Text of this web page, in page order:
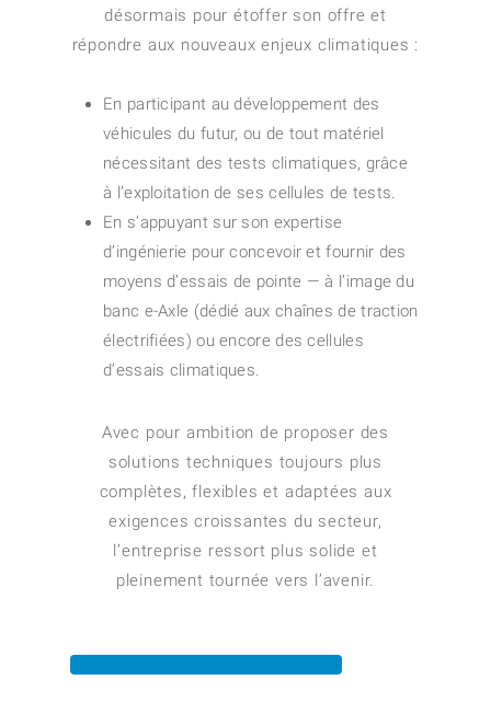
désormais pour étoffer son offre et
répondre aux nouveaux enjeux climatiques :
En participant au développement des
véhicules du futur, ou de tout matériel
nécessitant des tests climatiques, grâce
à l’exploitation de ses cellules de tests.
En s’appuyant sur son expertise
d’ingénierie pour concevoir et fournir des
moyens d’essais de pointe — à l’image du
banc e-Axle (dédié aux chaînes de traction
électrifiées) ou encore des cellules
d’essais climatiques.
Avec pour ambition de proposer des
solutions techniques toujours plus
complètes, flexibles et adaptées aux
exigences croissantes du secteur,
l’entreprise ressort plus solide et
pleinement tournée vers l’avenir.